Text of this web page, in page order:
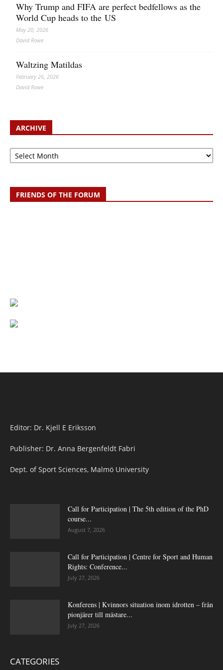
Why Trump and FIFA are perfect bedfellows as the
World Cup heads to the US
May 20, 2026
David Rowe
Waltzing Matildas
February 26, 2026
David Rowe
ARCHIVE
Archive
FRIENDS OF THE FORUM
Editor: Dr. Kjell E Eriksson
Publisher: Dr. Anna Bergenfeldt Fabri
Dept. of Sport Sciences, Malmö University
Call for Participation | The 5th edition of the PhD
course...
August 7, 2026
Call for Participation | Centre for Sport and Human
Rights: Conference...
July 27, 2026
Konferens | Kvinnors situation inom idrotten – från
pionjärer till mästare...
July 27, 2026
CATEGORIES